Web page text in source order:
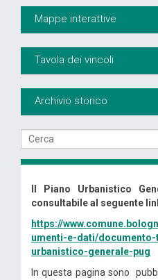
Mappe interattive
Tavola dei vincoli
Archivio storico
Il Piano Urbanistico
consultabile al seguente
https://
umenti-e-dati/
urbanistico-generale-pug
In questa pagina sono